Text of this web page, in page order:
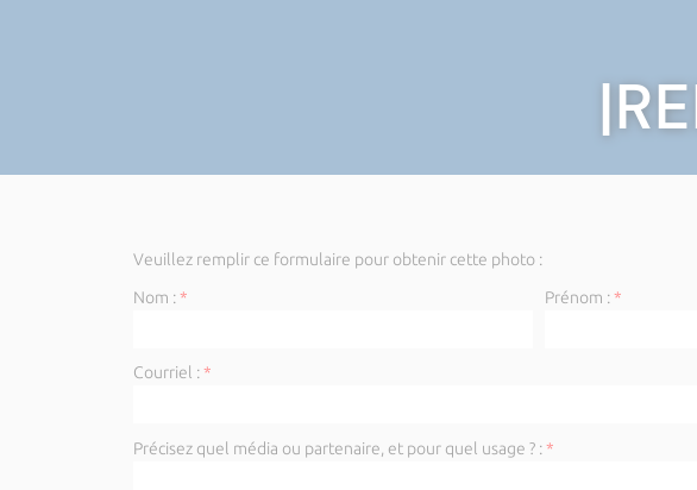
Veuillez remplir ce formulaire pour obtenir cette photo :
Nom :* Prénom :*
Courriel :*
Précisez quel média ou partenaire, et pour quel usage ? :*